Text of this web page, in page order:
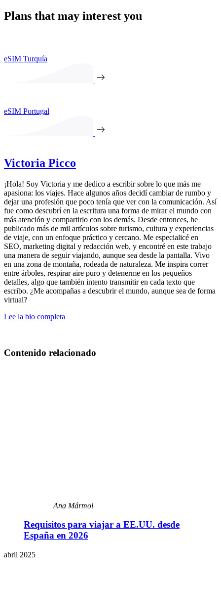
Plans that may interest you
eSIM Turquía
eSIM Portugal
Victoria Picco
¡Hola! Soy Victoria y me dedico a escribir sobre lo que más me
apasiona: los viajes. Hace algunos años decidí cambiar de rumbo y
dejar una profesión que poco tenía que ver con la comunicación. Así
fue como descubrí en la escritura una forma de mirar el mundo con
más atención y compartirlo con los demás. Desde entonces, he
publicado más de mil artículos sobre turismo, cultura y experiencias
de viaje, con un enfoque práctico y cercano. Me especialicé en
SEO, marketing digital y redacción web, y encontré en este trabajo
una manera de seguir viajando, aunque sea desde la pantalla. Vivo
en una zona de montaña, rodeada de naturaleza. Me inspira correr
entre árboles, respirar aire puro y detenerme en los pequeños
detalles, algo que también intento transmitir en cada texto que
escribo. ¿Me acompañas a descubrir el mundo, aunque sea de forma
virtual?
Lee la bio completa
Contenido relacionado
Ana Mármol
Requisitos para viajar a EE.UU. desde
España en 2026
abril 2025